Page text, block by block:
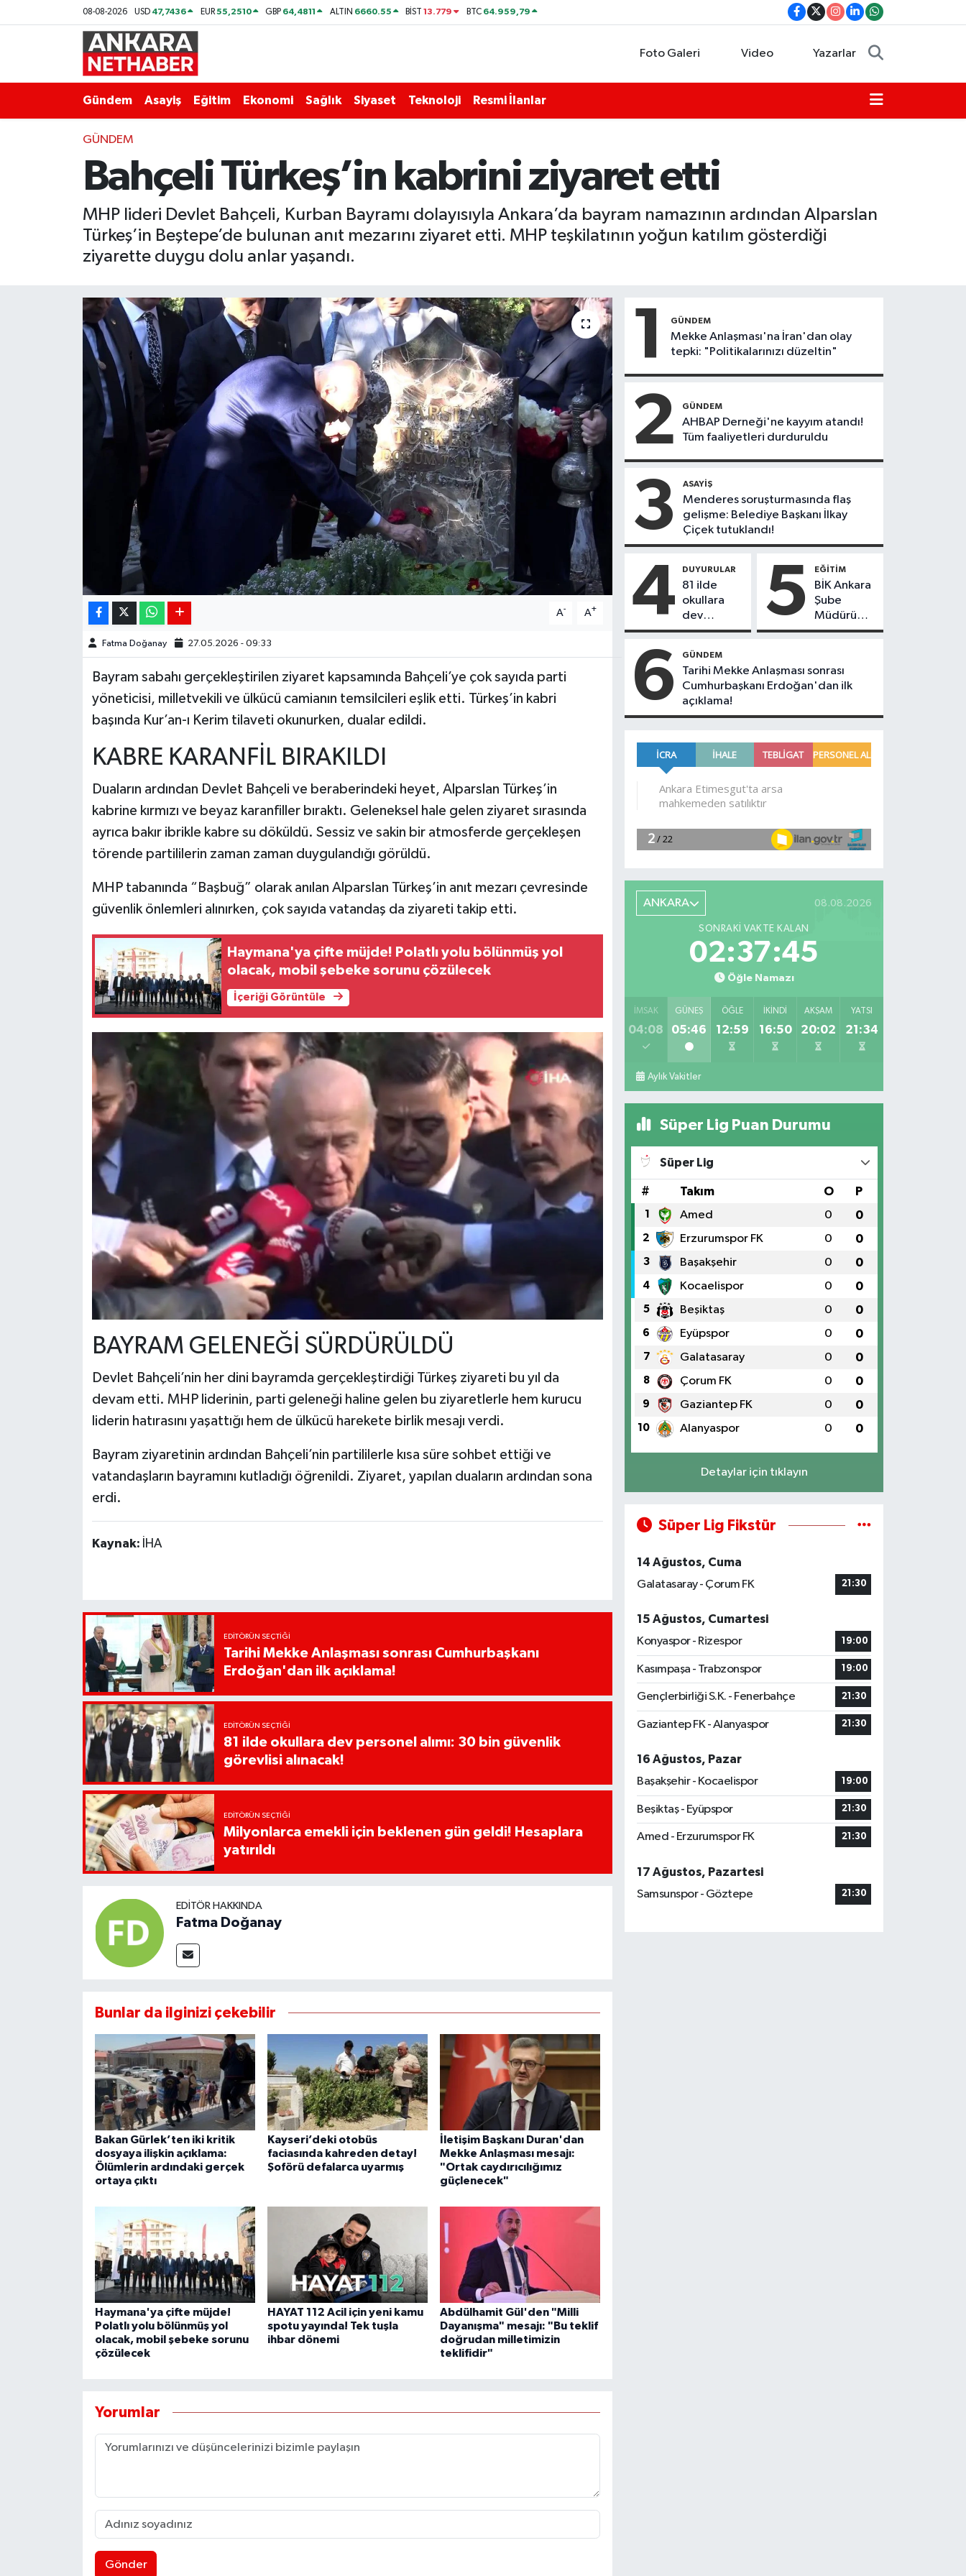
08-08-2026 USD 47,7436 EUR55,2510 GBP 64,4811 ALTIN 6660.55 BİST13.779 BTC 64.959,79
Foto Galeri Video Yazarlar
Gündem Asayiş Eğitim Ekonomi Sağlık Siyaset Teknoloji Resmi İlanlar
GÜNDEM
Bahçeli Türkeş’in kabrini ziyaret etti
MHP lideri Devlet Bahçeli, Kurban Bayramı dolayısıyla Ankara’da bayram namazının ardından Alparslan
Türkeş’in Beştepe’de bulunan anıt mezarını ziyaret etti. MHP teşkilatının yoğun katılım gösterdiği
ziyarette duygu dolu anlar yaşandı.
A- A+
Fatma Doğanay 27.05.2026 - 09:33
Bayram sabahı gerçekleştirilen ziyaret kapsamında Bahçeli’ye çok sayıda parti
yöneticisi, milletvekili ve ülkücü camianın temsilcileri eşlik etti. Türkeş’in kabri
başında Kur’an-ı Kerim tilaveti okunurken, dualar edildi.
KABRE KARANFİL BIRAKILDI
Duaların ardından Devlet Bahçeli ve beraberindeki heyet, Alparslan Türkeş’in
kabrine kırmızı ve beyaz karanfiller bıraktı. Geleneksel hale gelen ziyaret sırasında
ayrıca bakır ibrikle kabre su döküldü. Sessiz ve sakin bir atmosferde gerçekleşen
törende partililerin zaman zaman duygulandığı görüldü.
MHP tabanında “Başbuğ” olarak anılan Alparslan Türkeş’in anıt mezarı çevresinde
güvenlik önlemleri alınırken, çok sayıda vatandaş da ziyareti takip etti.
Haymana'ya çifte müjde! Polatlı yolu bölünmüş yol
olacak, mobil şebeke sorunu çözülecek
İçeriği Görüntüle
BAYRAM GELENEĞİ SÜRDÜRÜLDÜ
Devlet Bahçeli’nin her dini bayramda gerçekleştirdiği Türkeş ziyareti bu yıl da
devam etti. MHP liderinin, parti geleneği haline gelen bu ziyaretlerle hem kurucu
liderin hatırasını yaşattığı hem de ülkücü harekete birlik mesajı verdi.
Bayram ziyaretinin ardından Bahçeli’nin partililerle kısa süre sohbet ettiği ve
vatandaşların bayramını kutladığı öğrenildi. Ziyaret, yapılan duaların ardından sona
erdi.
Kaynak: İHA
EDITÖRÜN SEÇTIĞI
Tarihi Mekke Anlaşması sonrası Cumhurbaşkanı
Erdoğan'dan ilk açıklama!
EDITÖRÜN SEÇTIĞI
81 ilde okullara dev personel alımı: 30 bin güvenlik
görevlisi alınacak!
EDITÖRÜN SEÇTIĞI
Milyonlarca emekli için beklenen gün geldi! Hesaplara
yatırıldı
EDITÖR HAKKINDA
Fatma Doğanay
Bunlar da ilginizi çekebilir
Bakan Gürlek’ten iki kritik
dosyaya ilişkin açıklama:
Ölümlerin ardındaki gerçek
ortaya çıktı
Kayseri’deki otobüs
faciasında kahreden detay!
Şoförü defalarca uyarmış
İletişim Başkanı Duran'dan
Mekke Anlaşması mesajı:
"Ortak caydırıcılığımız
güçlenecek"
Haymana'ya çifte müjde!
Polatlı yolu bölünmüş yol
olacak, mobil şebeke sorunu
çözülecek
HAYAT 112 Acil için yeni kamu
spotu yayında! Tek tuşla
ihbar dönemi
Abdülhamit Gül'den "Milli
Dayanışma" mesajı: "Bu teklif
doğrudan milletimizin
teklifidir"
Yorumlar
Gönder
1 GÜNDEM
Mekke Anlaşması'na İran'dan olay
tepki: "Politikalarınızı düzeltin"
2 GÜNDEM
AHBAP Derneği'ne kayyım atandı!
Tüm faaliyetleri durduruldu
3 ASAYIŞ
Menderes soruşturmasında flaş
gelişme: Belediye Başkanı İlkay
Çiçek tutuklandı!
4 DUYURULAR
81 ilde
okullara
dev
personel
bin
güvenlik
görevlisi
alınacak!
5 EĞITIM
BİK Ankara
Şube
Müdürü
Atakan
dönüşüm
basında
dönemin
6 GÜNDEM
Tarihi Mekke Anlaşması sonrası
Cumhurbaşkanı Erdoğan'dan ilk
açıklama!
ANKARA 08.08.2026
SONRAKI VAKTE KALAN
02:37:44
Öğle Namazı
İMSAK
04:08
GÜNEŞ
05:46
ÖĞLE
12:59
İKINDI
16:50
AKŞAM
20:02
YATSI
21:34
Aylık Vakitler
Süper Lig Puan Durumu
Süper Lig
# Takım O P
1 Amed 0 0
2 Erzurumspor FK 0 0
3 Başakşehir 0 0
4 Kocaelispor 0 0
5 Beşiktaş 0 0
6 Eyüpspor 0 0
7 Galatasaray 0 0
8 Çorum FK 0 0
9 Gaziantep FK 0 0
10 Alanyaspor 0 0
Detaylar için tıklayın
Süper Lig Fikstür
14 Ağustos, Cuma
Galatasaray - Çorum FK
21:30
15 Ağustos, Cumartesi
Konyaspor - Rizespor
19:00
Kasımpaşa - Trabzonspor 19:00
Gençlerbirliği S.K. - Fenerbahçe 21:30
Gaziantep FK - Alanyaspor 21:30
16 Ağustos, Pazar
Başakşehir - Kocaelispor
19:00
Beşiktaş - Eyüpspor 21:30
Amed - Erzurumspor FK 21:30
17 Ağustos, Pazartesi
Samsunspor - Göztepe
21:30
Ekonomi
Kim Kimdir Nereli
Ankara Hava Durumu
Tüm Manşetler
Haber Arşivi